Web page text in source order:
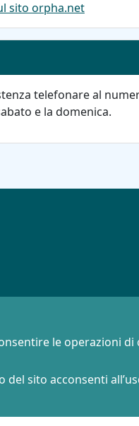
sito orpha.net
telefonare al
e la domenica.
le operazioni
sito acconsenti